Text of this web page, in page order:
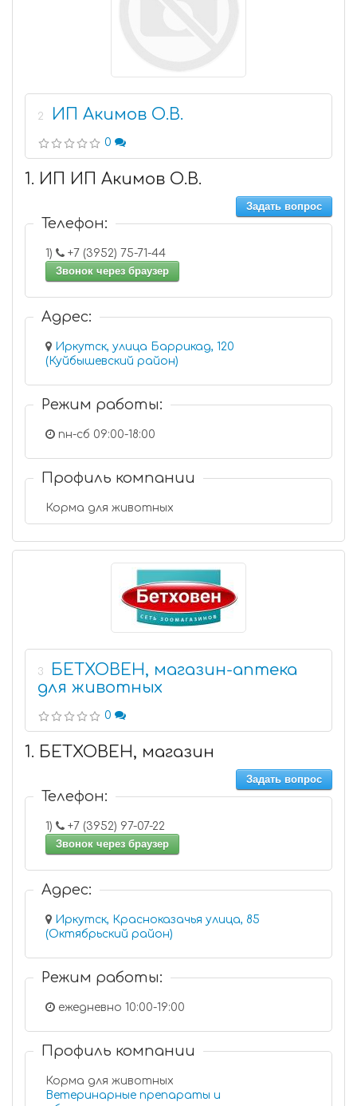
2 ИП Акимов О.В.
0
1. ИП ИП Акимов О.В.
Задать вопрос
Телефон:
1)
+7 (3952) 75-71-44
Звонок через браузер
Адрес:
Иркутск, улица Баррикад, 120
(Куйбышевский район)
Режим работы:
пн-сб 09:00-18:00
Профиль компании
Корма для животных
3
БЕТХОВЕН, магазин-аптека
для животных
0
1. БЕТХОВЕН, магазин
Задать вопрос
Телефон:
1)
+7 (3952) 97-07-22
Звонок через браузер
Адрес:
Иркутск, Красноказачья улица, 85
(Октябрьский район)
Режим работы:
ежедневно 10:00-19:00
Профиль компании
Корма для животных
Ветеринарные препараты и